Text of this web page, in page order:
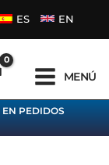
ES EN
MENÚ
EN PEDIDOS